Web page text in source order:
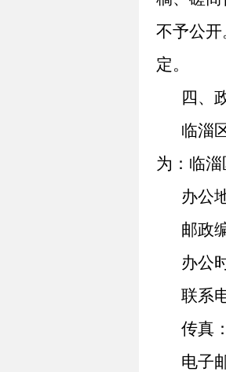
不予公
定。
四、
临淄
为：临
办公
邮
办公
联系
传真
电子